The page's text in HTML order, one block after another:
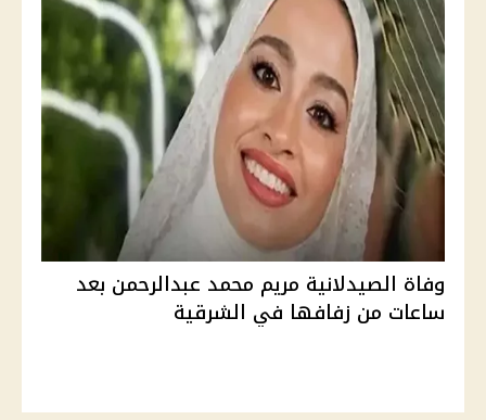
وفاة الصيدلانية مريم محمد عبدالرحمن بعد
ساعات من زفافها في الشرقية